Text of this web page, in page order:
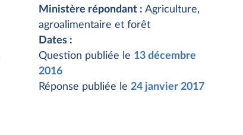
Ministère répondant : Agriculture,
agroalimentaire et forêt
Dates :
Question publiée le 13 décembre
2016
Réponse publiée le 24 janvier 2017